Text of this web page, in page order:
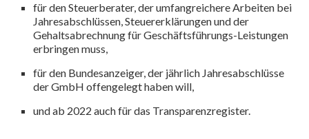
für den Steuerberater, der umfangreichere Arbeiten bei
Jahresabschlüssen, Steuererklärungen und der
Gehaltsabrechnung für Geschäftsführungs-Leistungen
erbringen muss,
für den Bundesanzeiger, der jährlich Jahresabschlüsse
der GmbH offengelegt haben will,
und ab 2022 auch für das Transparenzregister.